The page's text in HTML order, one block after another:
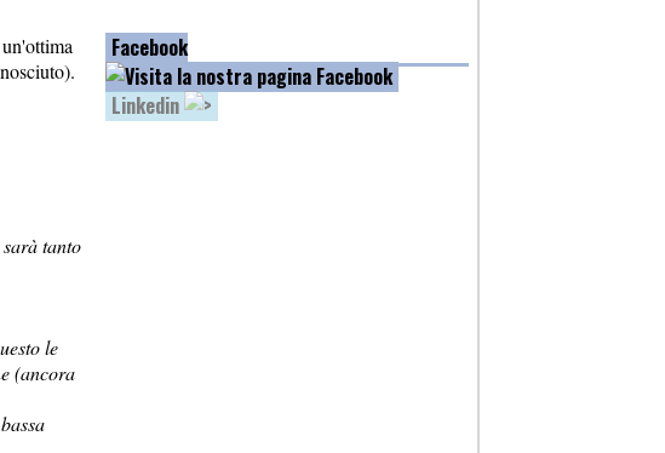
tanto
le
(ancora
Facebook
Linkedin